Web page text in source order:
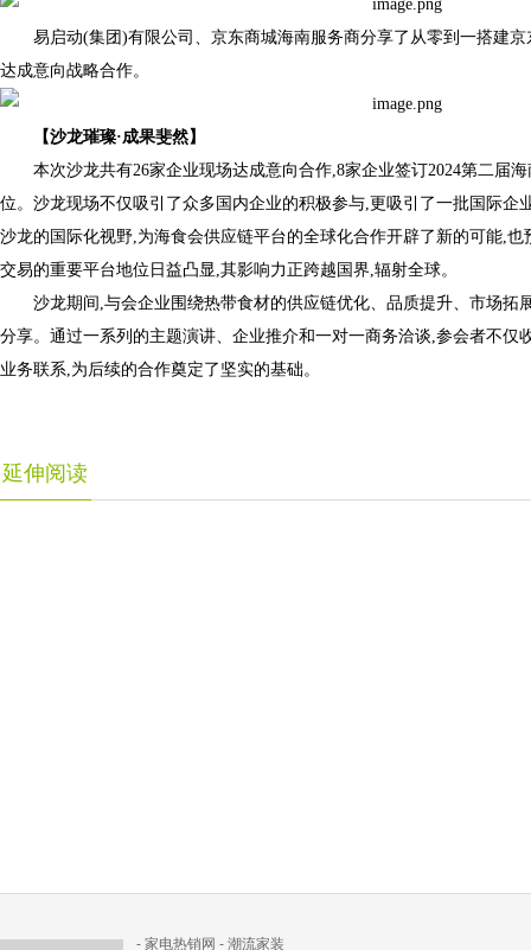
易启动(集团)有限公司、京东商城海南服务商分享了从零到一搭建
达成意向战略合作。
【沙龙璀璨·成果斐然】
本次沙龙共有26家企业现场达成意向合作,8家企业签订2024第二届
位。沙龙现场不仅吸引了众多国内企业的积极参与,更吸引了一批国际企
沙龙的国际化视野,为海食会供应链平台的全球化合作开辟了新的可能,
交易的重要平台地位日益凸显,其影响力正跨越国界,辐射全球。
沙龙期间,与会企业围绕热带食材的供应链优化、品质提升、市场拓
分享。通过一系列的主题演讲、企业推介和一对一商务洽谈,参会者不仅
业务联系,为后续的合作奠定了坚实的基础。
延伸阅读
- 家电热销网 - 潮流家装